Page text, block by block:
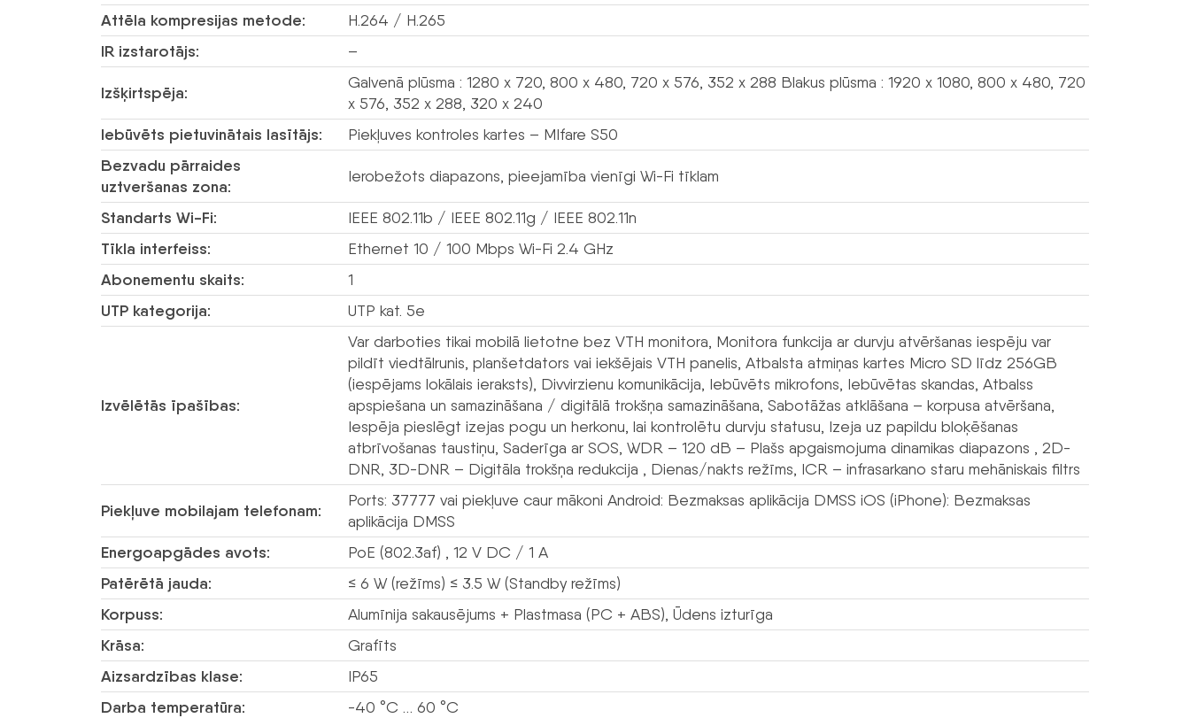
Attēla kompresijas metode: H.264 / H.265
IR izstarotājs: –
Izšķirtspēja:
Galvenā plūsma : 1280 x 720, 800 x 480, 720 x 576, 352 x 288 Blakus plūsma : 1920 x 1080, 800 x 480, 720
x 576, 352 x 288, 320 x 240
Iebūvēts pietuvinātais lasītājs: Piekļuves kontroles kartes – MIfare S50
Bezvadu pārraides
uztveršanas zona:
Ierobežots diapazons, pieejamība vienīgi Wi-Fi tīklam
Standarts Wi-Fi: IEEE 802.11b / IEEE 802.11g / IEEE 802.11n
Tīkla interfeiss: Ethernet 10 / 100 Mbps Wi-Fi 2.4 GHz
Abonementu skaits: 1
UTP kategorija: UTP kat. 5e
Izvēlētās īpašības:
Var darboties tikai mobilā lietotne bez VTH monitora, Monitora funkcija ar durvju atvēršanas iespēju var
pildīt viedtālrunis, planšetdators vai iekšējais VTH panelis, Atbalsta atmiņas kartes Micro SD līdz 256GB
(iespējams lokālais ieraksts), Divvirzienu komunikācija, Iebūvēts mikrofons, Iebūvētas skandas, Atbalss
apspiešana un samazināšana / digitālā trokšņa samazināšana, Sabotāžas atklāšana – korpusa atvēršana,
Iespēja pieslēgt izejas pogu un herkonu, lai kontrolētu durvju statusu, Izeja uz papildu bloķēšanas
atbrīvošanas taustiņu, Saderīga ar SOS, WDR – 120 dB – Plašs apgaismojuma dinamikas diapazons , 2D-
DNR, 3D-DNR – Digitāla trokšņa redukcija , Dienas/nakts režīms, ICR – infrasarkano staru mehāniskais filtrs
Piekļuve mobilajam telefonam:
Ports: 37777 vai piekļuve caur mākoni Android: Bezmaksas aplikācija DMSS iOS (iPhone): Bezmaksas
aplikācija DMSS
Energoapgādes avots: PoE (802.3af) , 12 V DC / 1 A
Patērētā jauda: ≤ 6 W (režīms) ≤ 3.5 W (Standby režīms)
Korpuss: Alumīnija sakausējums + Plastmasa (PC + ABS), Ūdens izturīga
Krāsa: Grafīts
Aizsardzības klase: IP65
Darba temperatūra: -40 °C … 60 °C